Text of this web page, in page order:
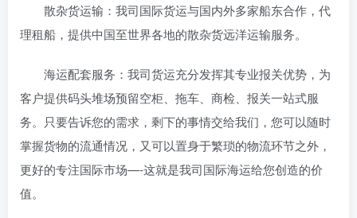
散杂货运输：我司国际货运与国内外多家船东合作，代
理租船，提供中国至世界各地的散杂货远洋运输服务。
海运配套服务：我司货运充分发挥其专业报关优势，为
客户提供码头堆场预留空柜、拖车、商检、报关一站式服
务。只要告诉您的需求，剩下的事情交给我们，您可以随时
掌握货物的流通情况，又可以置身于繁琐的物流环节之外，
更好的专注国际市场—-这就是我司国际海运给您创造的价
值。